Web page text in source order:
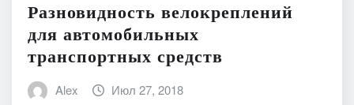
Разновидность велокреплений
для автомобильных
транспортных средств
Alex Июл 27, 2018